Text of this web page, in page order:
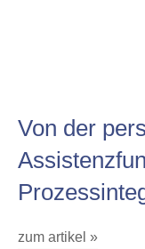
Von der
zum artikel »